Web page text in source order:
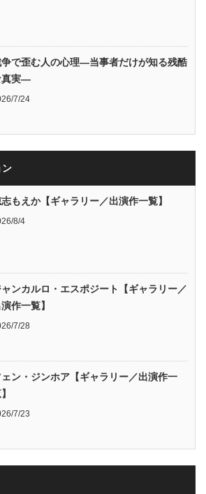
で歪む人の心理―当事者だけが知る残酷
真実―
7/24
ン
もえか【ギャラリー／出演作一覧】
8/4
ャンカルロ・エスポジート【ギャラリー／
作一覧】
7/28
ェン・ジンホア【ギャラリー／出演作一
7/23